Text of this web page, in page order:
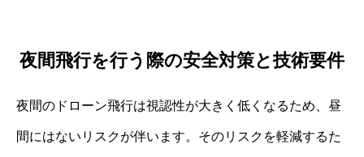
夜間飛行を行う際の安全対策と技術要件
夜間のドローン飛行は視認性が大きく低くなるため、昼
間にはないリスクが伴います。そのリスクを軽減するた